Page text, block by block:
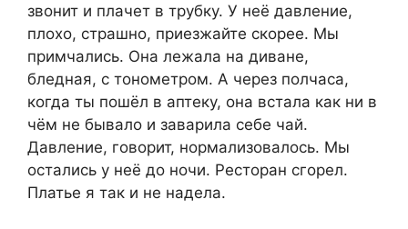
звонит и плачет в трубку. У неё давление,
плохо, страшно, приезжайте скорее. Мы
примчались. Она лежала на диване,
бледная, с тонометром. А через полчаса,
когда ты пошёл в аптеку, она встала как ни в
чём не бывало и заварила себе чай.
Давление, говорит, нормализовалось. Мы
остались у неё до ночи. Ресторан сгорел.
Платье я так и не надела.